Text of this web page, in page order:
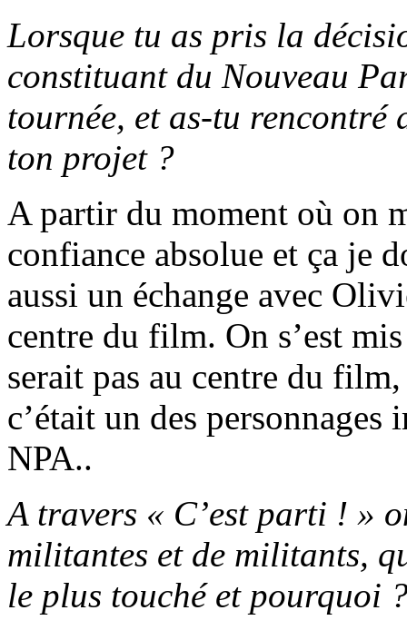
Lorsque tu as pris la
constituant du Nouveau
tournée, et as-tu
ton projet ?
A partir du moment où on
confiance absolue et ça je
aussi un échange avec
centre du film. On s’est
serait pas au centre du
c’était un des
NPA..
A travers « C’est parti ! »
militantes et de militants,
le plus touché et pourquoi